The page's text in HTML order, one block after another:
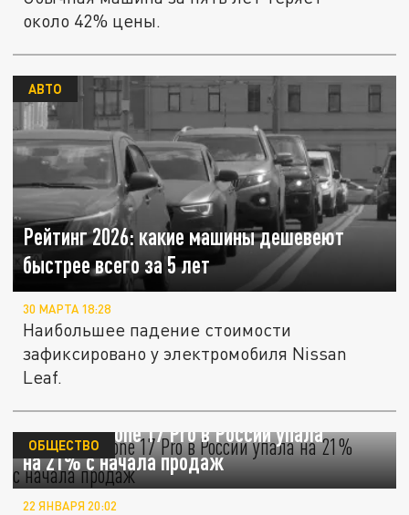
около 42% цены.
Рейтинг 2026: какие машины дешевеют
быстрее всего за 5 лет
АВТО
30 МАРТА 18:28
Наибольшее падение стоимости
зафиксировано у электромобиля Nissan
Leaf.
Цена на iPhone 17 Pro в России упала
на 21% с начала продаж
ОБЩЕСТВО
22 ЯНВАРЯ 20:02